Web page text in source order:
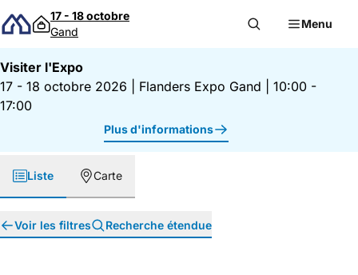
Passer au contenu
17 - 18 octobre
Gand
Menu
Visiter l'Expo
17 - 18 octobre 2026
Flanders Expo Gand
10:00 -
17:00
Plus d'informations
Liste Carte
Voir les filtres Recherche étendue